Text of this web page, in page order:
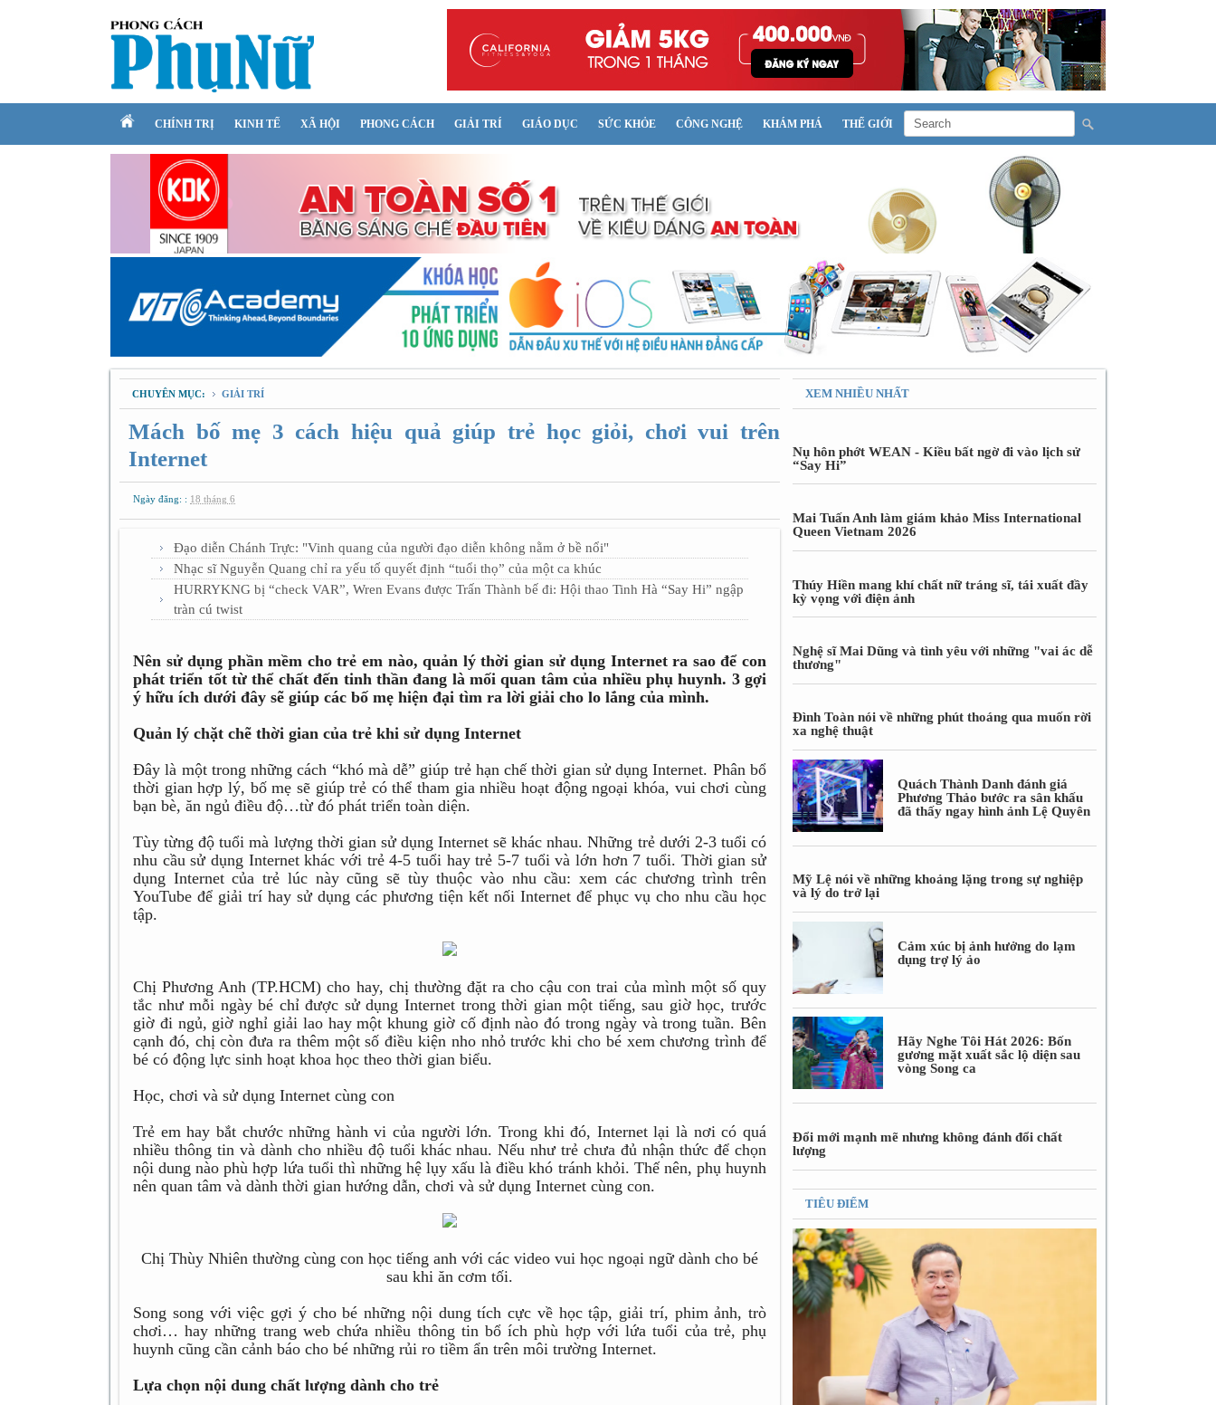
CHÍNH TRỊ KINH TẾ XÃ HỘI PHONG CÁCH GIẢI TRÍ GIÁO DỤC SỨC KHỎE CÔNG NGHỆ KHÁM PHÁ THẾ GIỚI
CHUYÊN MỤC: GIẢI TRÍ
Mách bố mẹ 3 cách hiệu quả giúp trẻ học giỏi, chơi vui trên
Internet
Ngày đăng: : 18 tháng 6
Đạo diễn Chánh Trực: "Vinh quang của người đạo diễn không nằm ở bề nổi"
Nhạc sĩ Nguyễn Quang chỉ ra yếu tố quyết định “tuổi thọ” của một ca khúc
HURRYKNG bị “check VAR”, Wren Evans được Trấn Thành bế đi: Hội thao Tinh Hà “Say Hi” ngập
tràn cú twist
Nên sử dụng phần mềm cho trẻ em nào, quản lý thời gian sử dụng Internet ra sao để con
phát triển tốt từ thể chất đến tinh thần đang là mối quan tâm của nhiều phụ huynh. 3 gợi
ý hữu ích dưới đây sẽ giúp các bố mẹ hiện đại tìm ra lời giải cho lo lắng của mình.
Quản lý chặt chẽ thời gian của trẻ khi sử dụng Internet
Đây là một trong những cách “khó mà dễ” giúp trẻ hạn chế thời gian sử dụng Internet. Phân bổ
thời gian hợp lý, bố mẹ sẽ giúp trẻ có thể tham gia nhiều hoạt động ngoại khóa, vui chơi cùng
bạn bè, ăn ngủ điều độ…từ đó phát triển toàn diện.
Tùy từng độ tuổi mà lượng thời gian sử dụng Internet sẽ khác nhau. Những trẻ dưới 2-3 tuổi có
nhu cầu sử dụng Internet khác với trẻ 4-5 tuổi hay trẻ 5-7 tuổi và lớn hơn 7 tuổi. Thời gian sử
dụng Internet của trẻ lúc này cũng sẽ tùy thuộc vào nhu cầu: xem các chương trình trên
YouTube để giải trí hay sử dụng các phương tiện kết nối Internet để phục vụ cho nhu cầu học
tập.
Chị Phương Anh (TP.HCM) cho hay, chị thường đặt ra cho cậu con trai của mình một số quy
tắc như mỗi ngày bé chỉ được sử dụng Internet trong thời gian một tiếng, sau giờ học, trước
giờ đi ngủ, giờ nghỉ giải lao hay một khung giờ cố định nào đó trong ngày và trong tuần. Bên
cạnh đó, chị còn đưa ra thêm một số điều kiện nho nhỏ trước khi cho bé xem chương trình để
bé có động lực sinh hoạt khoa học theo thời gian biểu.
Học, chơi và sử dụng Internet cùng con
Trẻ em hay bắt chước những hành vi của người lớn. Trong khi đó, Internet lại là nơi có quá
nhiều thông tin và dành cho nhiều độ tuổi khác nhau. Nếu như trẻ chưa đủ nhận thức để chọn
nội dung nào phù hợp lứa tuổi thì những hệ lụy xấu là điều khó tránh khỏi. Thế nên, phụ huynh
nên quan tâm và dành thời gian hướng dẫn, chơi và sử dụng Internet cùng con.
Chị Thùy Nhiên thường cùng con học tiếng anh với các video vui học ngoại ngữ dành cho bé
sau khi ăn cơm tối.
Song song với việc gợi ý cho bé những nội dung tích cực về học tập, giải trí, phim ảnh, trò
chơi… hay những trang web chứa nhiều thông tin bổ ích phù hợp với lứa tuổi của trẻ, phụ
huynh cũng cần cảnh báo cho bé những rủi ro tiềm ẩn trên môi trường Internet.
Lựa chọn nội dung chất lượng dành cho trẻ
XEM NHIỀU NHẤT
Nụ hôn phớt WEAN - Kiều bất ngờ đi vào lịch sử
“Say Hi”
Mai Tuấn Anh làm giám khảo Miss International
Queen Vietnam 2026
Thúy Hiền mang khí chất nữ tráng sĩ, tái xuất đầy
kỳ vọng với điện ảnh
Nghệ sĩ Mai Dũng và tình yêu với những "vai ác dễ
thương"
Đình Toàn nói về những phút thoáng qua muốn rời
xa nghệ thuật
Quách Thành Danh đánh giá
Phương Thảo bước ra sân khấu
đã thấy ngay hình ảnh Lệ Quyên
Mỹ Lệ nói về những khoảng lặng trong sự nghiệp
và lý do trở lại
Cảm xúc bị ảnh hưởng do lạm
dụng trợ lý ảo
Hãy Nghe Tôi Hát 2026: Bốn
gương mặt xuất sắc lộ diện sau
vòng Song ca
Đổi mới mạnh mẽ nhưng không đánh đổi chất
lượng
TIÊU ĐIỂM